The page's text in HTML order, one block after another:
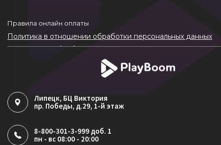
Правила онлайн оплаты
Политика в отношении обработки персональных данных
Согласие на обработку ПДн
Политика обработки файлов cookie
Липецк, БЦ Виктория
пр. Победы, д.29, 1-й этаж
8-800-301-3-999 доб. 1
пн - вс 08:00 - 20:00